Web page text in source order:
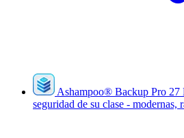
Ashampoo® Backup Pro 27
seguridad de su clase - modernas,